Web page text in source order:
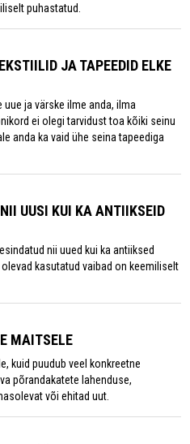
puhastatud.
JA TAPEEDID ELKE
uue ja värske ilme anda, ilma
ei olegi tarvidust toa kõiki seinu
anda ka vaid ühe seina tapeediga
UUSI KUI KA ANTIIKSEID
nii uued kui ka antiiksed
kasutatud vaibad on keemiliselt
MAITSELE
kuid puudub veel konkreetne
põrandakatete lahenduse,
või ehitad uut.